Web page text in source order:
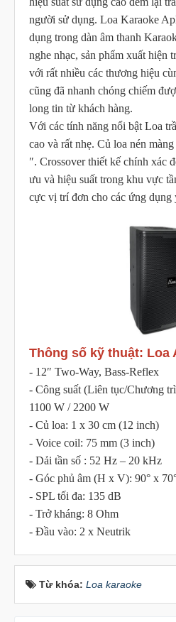
người sử dụng. Loa Karaoke
dụng trong dàn âm thanh
nghe nhạc, sản phẩm xuất hiện
với rất nhiều các thương hiệu
cũng đã nhanh chóng chiếm
long tin từ khách hàng.
Với các tính năng nổi bật Loa
cao và rất nhẹ. Củ loa nén
″. Crossover thiết kế chính xác
ưu và hiệu suất trong khu vực
cực vị trí đơn cho các ứng dụng
Thông số kỹ thuật: Loa
- 12″ Two-Way, Bass-Reflex
- Công suất (Liên tục/Chương
1100 W / 2200 W
- Củ loa: 1 x 30 cm (12 inch)
- Voice coil: 75 mm (3 inch)
- Dải tần số : 52 Hz – 20 kHz
- Góc phủ âm (H x V): 90° x
- SPL tối đa: 135 dB
- Trở kháng: 8 Ohm
- Đầu vào: 2 x Neutrik
Từ khóa: Loa karaoke